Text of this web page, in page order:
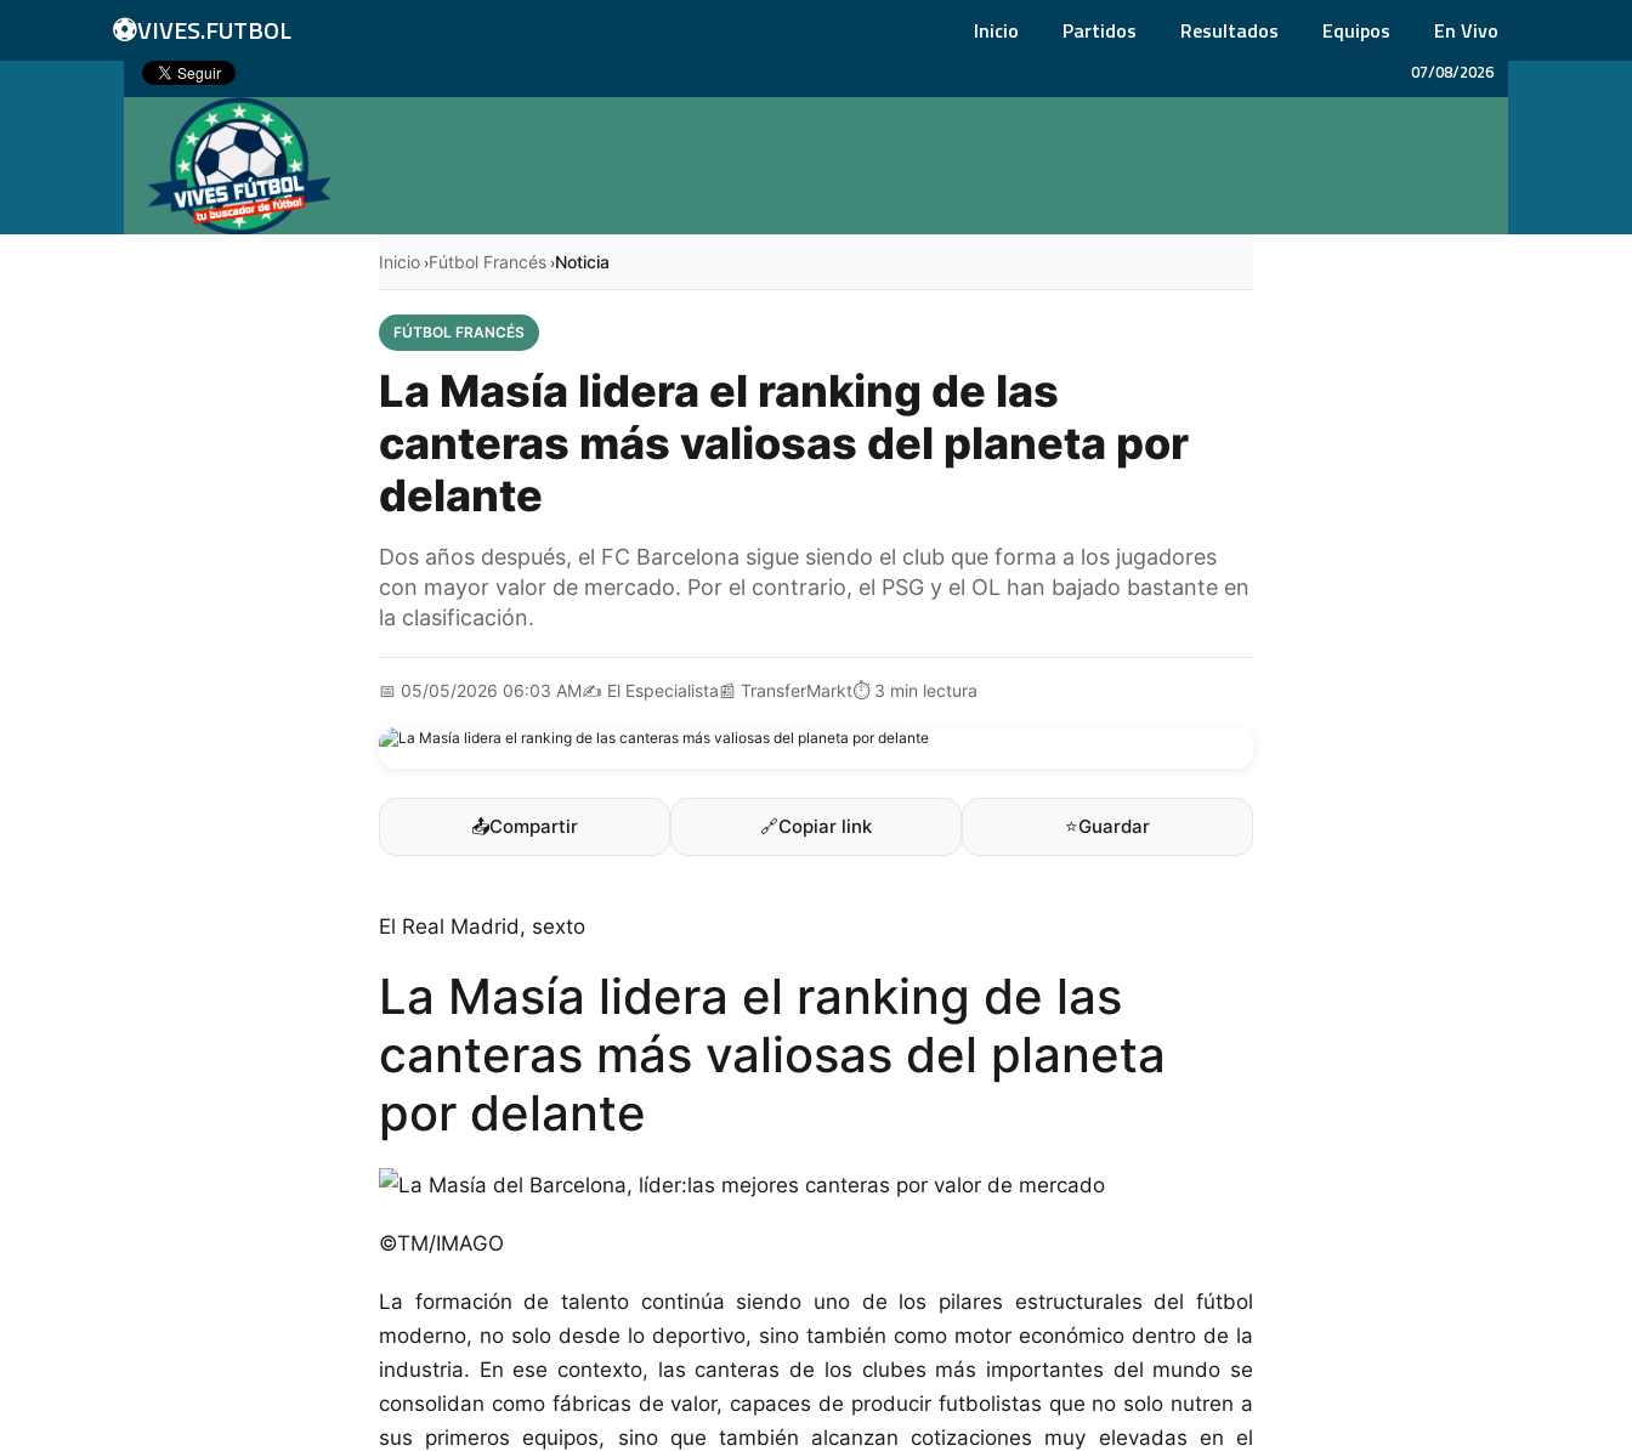
⚽VIVES.FUTBOL Inicio Partidos Resultados Equipos En Vivo
07/08/2026
Inicio ›Fútbol Francés ›Noticia
FÚTBOL FRANCÉS
La Masía lidera el ranking de las
canteras más valiosas del planeta por
delante
Dos años después, el FC Barcelona sigue siendo el club que forma a los jugadores
con mayor valor de mercado. Por el contrario, el PSG y el OL han bajado bastante en
la clasificación.
📅 05/05/2026 06:03 AM✍️ El Especialista📰 TransferMarkt⏱️ 3 min lectura
📤Compartir 🔗Copiar link ⭐Guardar
El Real Madrid, sexto
La Masía lidera el ranking de las
canteras más valiosas del planeta
por delante
©TM/IMAGO
La formación de talento continúa siendo uno de los pilares estructurales del fútbol
moderno, no solo desde lo deportivo, sino también como motor económico dentro de la
industria. En ese contexto, las canteras de los clubes más importantes del mundo se
consolidan como fábricas de valor, capaces de producir futbolistas que no solo nutren a
sus primeros equipos, sino que también alcanzan cotizaciones muy elevadas en el